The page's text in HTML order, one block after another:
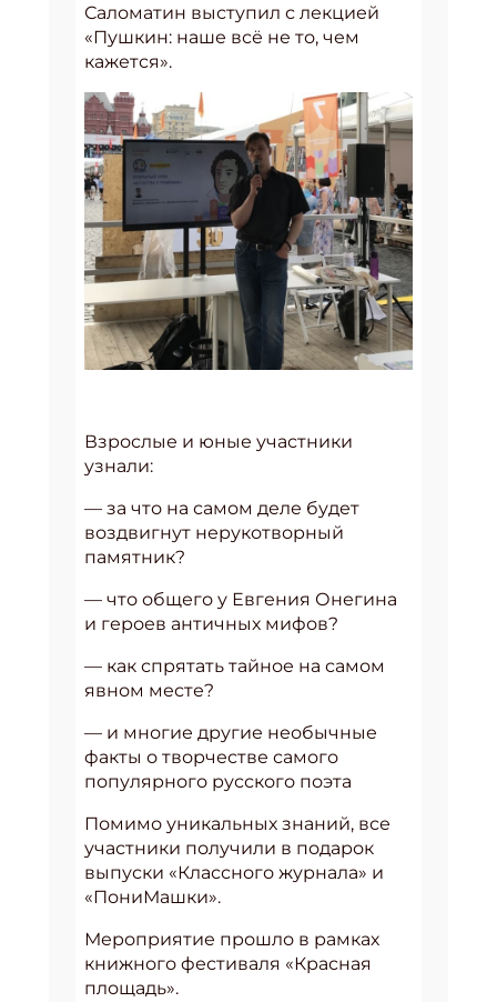
Саломатин выступил с лекцией
«Пушкин: наше всё не то, чем
кажется».
Взрослые и юные участники
узнали:
— за что на самом деле будет
воздвигнут нерукотворный
памятник?
— что общего у Евгения Онегина
и героев античных мифов?
— как спрятать тайное на самом
явном месте?
— и многие другие необычные
факты о творчестве самого
популярного русского поэта
Помимо уникальных знаний, все
участники получили в подарок
выпуски «Классного журнала» и
«ПониМашки».
Мероприятие прошло в рамках
книжного фестиваля «Красная
площадь».